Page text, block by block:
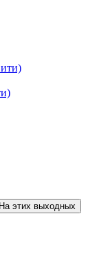
На этих выходных